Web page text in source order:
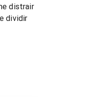
distrair
dividir